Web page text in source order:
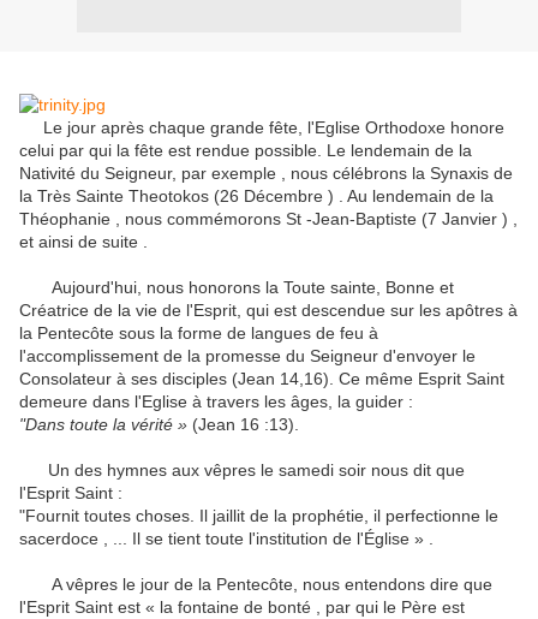
Le jour après chaque grande fête, l'Eglise Orthodoxe honore
celui par qui la fête est rendue possible. Le lendemain de la
Nativité du Seigneur, par exemple , nous célébrons la Synaxis de
la Très Sainte Theotokos (26 Décembre ) .
Au lendemain de la
Théophanie , nous commémorons St -Jean-Baptiste (7 Janvier ) ,
et ainsi de suite .
Aujourd'hui, nous honorons la Toute sainte, Bonne et
Créatrice de la vie de l'Esprit, qui est descendue sur les apôtres à
la Pentecôte sous la forme de langues de feu à
l'accomplissement de la promesse du Seigneur d'envoyer le
Consolateur à ses disciples (Jean 14,16). Ce même Esprit Saint
demeure dans l'Eglise à travers les âges, la guider :
"Dans toute la vérité » (Jean 16 :13).
Un des hymnes aux vêpres le samedi soir nous dit que
l'Esprit Saint :
"Fournit toutes choses. Il jaillit de la prophétie, il perfectionne le
sacerdoce , ...
Il se tient toute l'institution de l'Église » .
A vêpres le jour de la Pentecôte, nous entendons dire que
l'Esprit Saint est « la fontaine de bonté , par qui le Père est